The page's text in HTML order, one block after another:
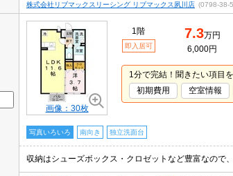
株式会社リブマックスリーシング リブマックス夙川店 (0798-38-
画像：30枚
1階
即入居可
7.3万円
6,000円
1分で完結！聞きたい項目
初期費用
空室情報
写真いろいろ 南向き 独立洗面台